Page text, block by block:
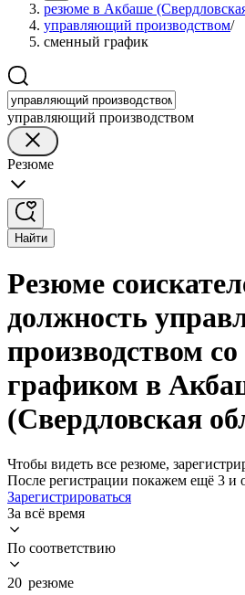
резюме в Акбаше
управляющий производством/
сменный график
управляющий производством
Резюме
Найти
Резюме
должность
производством
графиком в
(Свердловская
Чтобы видеть все резюме,
После регистрации покажем ещё 3 и
Зарегистрироваться
За всё время
По соответствию
20 резюме